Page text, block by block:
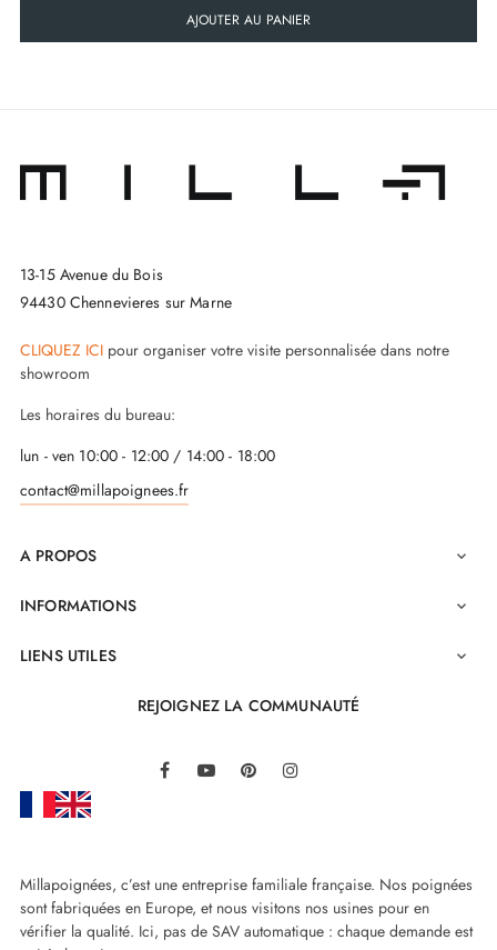
AJOUTER AU PANIER
13-15 Avenue du Bois
94430 Chennevieres sur Marne
CLIQUEZ ICI pour organiser votre visite personnalisée dans notre
showroom
Les horaires du bureau:
lun - ven 10:00 - 12:00 / 14:00 - 18:00
contact@millapoignees.fr
A PROPOS 
INFORMATIONS 
LIENS UTILES 
REJOIGNEZ LA COMMUNAUTÉ
FacebookYouTube Pinterest
Millapoignées, c’est une entreprise familiale française. Nos poignées
sont fabriquées en Europe, et nous visitons nos usines pour en
vérifier la qualité. Ici, pas de SAV automatique : chaque demande est